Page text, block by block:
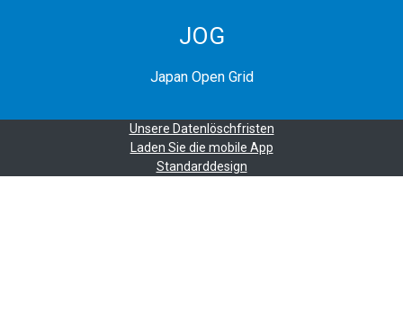
JOG
Japan Open Grid
Unsere Datenlöschfristen
Laden Sie die mobile App
Standarddesign